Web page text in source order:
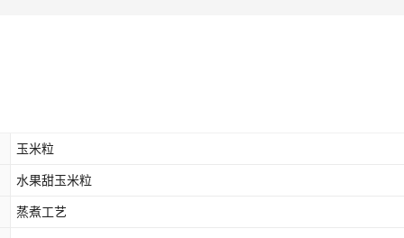
玉米粒
水果甜玉米粒
蒸煮工艺